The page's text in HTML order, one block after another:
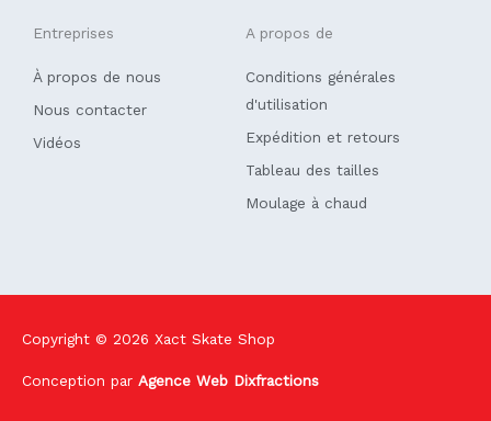
Entreprises
À propos de nous
Nous contacter
Vidéos
A propos de
Conditions générales
d'utilisation
Expédition et retours
Tableau des tailles
Moulage à chaud
Copyright © 2026 Xact Skate Shop
Conception par Agence Web Dixfractions